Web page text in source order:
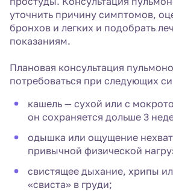
уточнить причину симптомов,
бронхов и легких и подобрать
показаниям.
Плановая консультация
потребоваться при следующих
кашель — сухой или с
он сохраняется дольше 3
одышка или ощущение
привычной физической
свистящее дыхание, хрипы
«свиста» в груди;